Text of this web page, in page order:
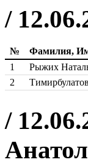
/
№ Фамилия,
1
Рыжих
2
/